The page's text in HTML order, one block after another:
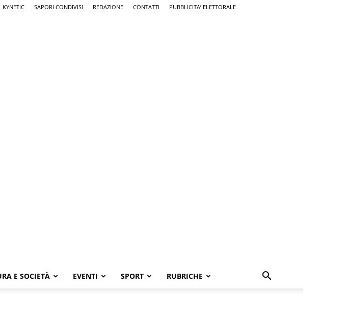
KYNETIC SAPORI CONDIVISI REDAZIONE CONTATTI PUBBLICITA’ ELETTORALE
E SOCIETÀ EVENTI SPORT RUBRICHE